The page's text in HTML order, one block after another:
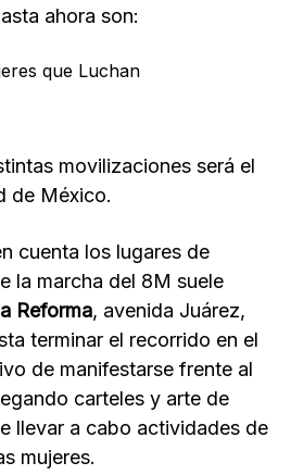
ahora son:
que Luchan
movilizaciones será el
de México.
cuenta los lugares de
la marcha del 8M suele
Reforma, avenida Juárez,
terminar el recorrido en el
de manifestarse frente al
carteles y arte de
llevar a cabo actividades de
mujeres.